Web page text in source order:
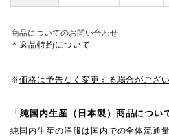
商品についてのお問い合わせ
＊返品特約について
※価格は予告なく変更する場合がござ
「純国内生産（日本製）商品につい
純国内生産の洋服は国内での全体流通